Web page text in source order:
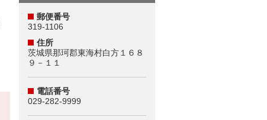
郵便番号
319-1106
住所
茨城県那珂郡東海村白方１６８
９－１１
電話番号
029-282-9999